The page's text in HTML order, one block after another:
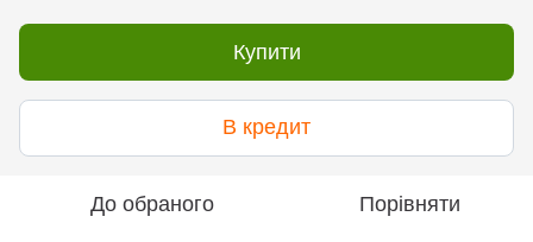
Купити
В кредит
До обраного Порівняти